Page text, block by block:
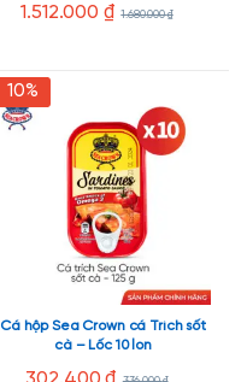
1.512.000 ₫ 1.680.000₫
10%
Cá hộp Sea Crown cá Trích sốt
cà – Lốc 10 lon